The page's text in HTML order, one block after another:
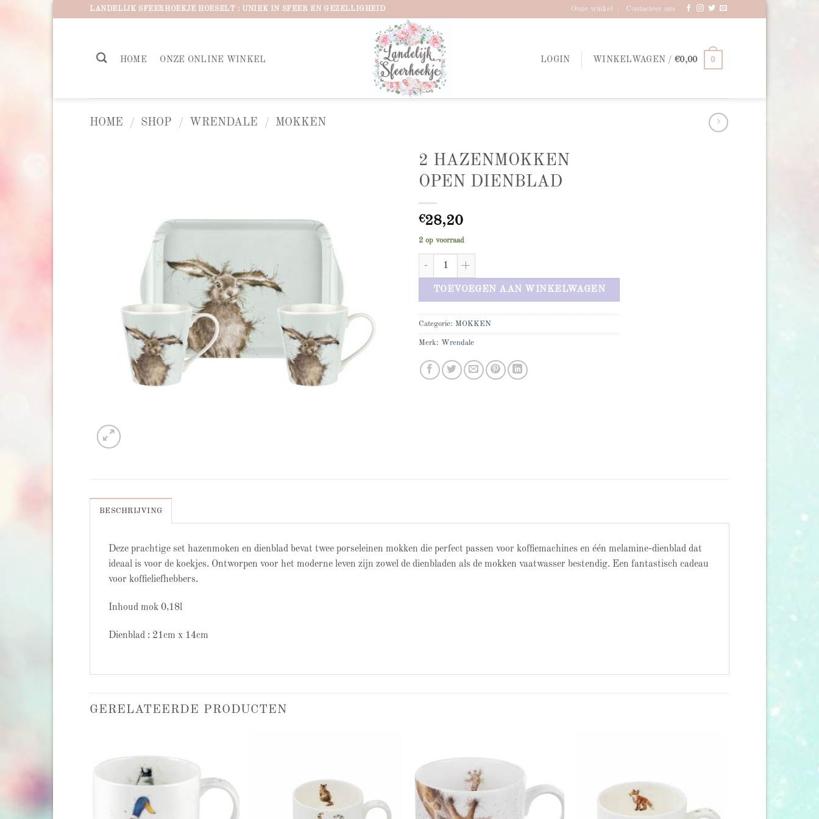
LANDELIJK SFEERHOEKJE HOESELT : UNIEK IN SFEER EN GEZELLIGHEID Onze winkel Contacteer ons
HOME ONZE ONLINE WINKEL LOGIN WINKELWAGEN /€0,00 0
HOME / SHOP / WRENDALE / MOKKEN
2 HAZENMOKKEN
OPEN DIENBLAD
€28,20
2 op voorraad
2 HAZENMOKKEN OPEN DIENBLAD aantal
TOEVOEGEN AAN WINKELWAGEN
Categorie: MOKKEN
Merk: Wrendale
BESCHRIJVING
Deze prachtige set hazenmoken en dienblad bevat twee porseleinen mokken die perfect passen voor koffiemachines en één melamine-dienblad dat
ideaal is voor de koekjes. Ontworpen voor het moderne leven zijn zowel de dienbladen als de mokken vaatwasser bestendig. Een fantastisch cadeau
voor koffieliefhebbers.
Inhoud mok 0,18l
Dienblad : 21cm x 14cm
GERELATEERDE PRODUCTEN